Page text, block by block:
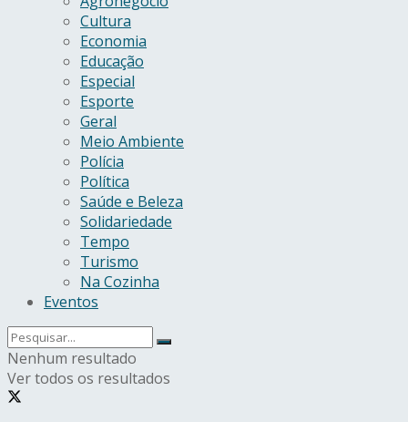
Cultura
Economia
Educação
Especial
Esporte
Geral
Meio Ambiente
Polícia
Política
Saúde e Beleza
Solidariedade
Tempo
Turismo
Na Cozinha
Eventos
Nenhum resultado
Ver todos os resultados